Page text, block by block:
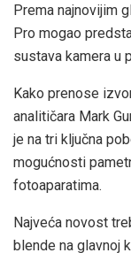
Prema najnovijim
Pro mogao
sustava kamera u
Kako prenose
analitičara Mark
je na tri ključna
mogućnosti
fotoaparatima.
Najveća novost
blende na glavnoj